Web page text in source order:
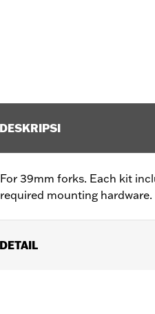
DESKRIPSI
For 39mm forks. Each kit
required mounting hardware.
DETAIL